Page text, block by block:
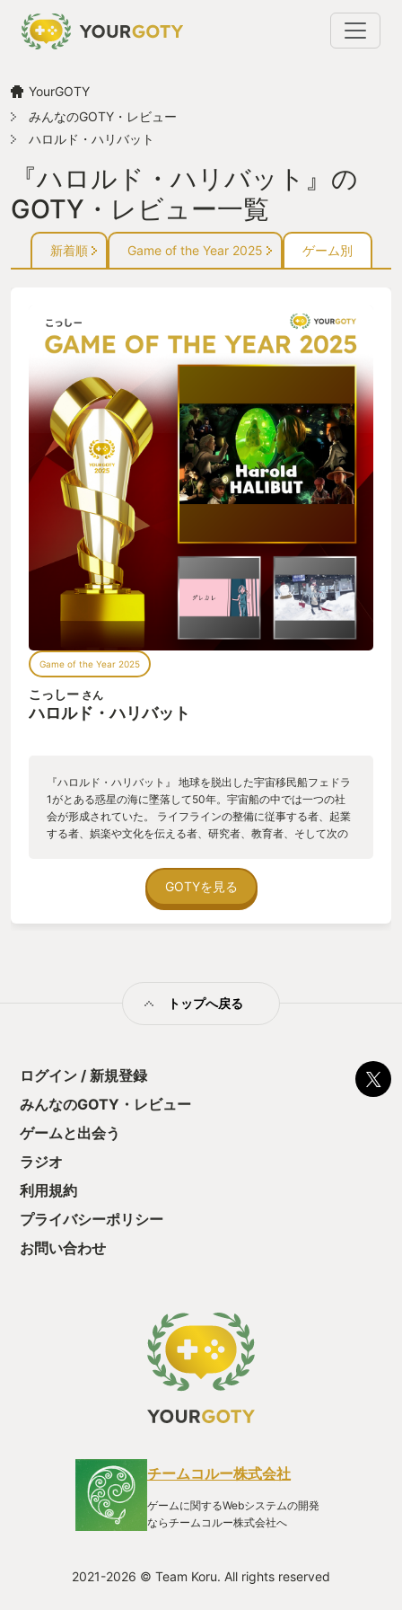
YourGOTY
みんなのGOTY・レビュー
ハロルド・ハリバット
『ハロルド・ハリバット』の
GOTY・レビュー一覧
新着順 Game of the Year 2025 ゲーム別
Game of the Year 2025
こっしー さん
ハロルド・ハリバット
『ハロルド・ハリバット』 地球を脱出した宇宙移民船フェドラ
1がとある惑星の海に墜落して50年。宇宙船の中では一つの社
会が形成されていた。 ライフラインの整備に従事する者、起業
する者、娯楽や文化を伝える者、研究者、教育者、そして次の
平凡な日々を過ごす青年ハロルド。 水面下で進む惑星脱出計画
と宇宙船社会に隠された真実。その中で彼はとある出来事を境
に外の世界への憧れを募らせ、人々とのふれあいの中で人間的
す。 まるでクレイアニメやパペット人形を画面の中で操作する
のが設定とシナリオです。 １日が経過する度に、墜落してから
表示されます。 これまで宇宙船社会が辿ってきた歴史に想いを
馳せ、これから何が起こるのか想像を掻き立てられます。 そし
てハロルドは彼自身の冒険心に火をつけた出来事と日々のフラ
グ回収の中で、平凡だった自分の人生と自身の心の中を見つめ
タッフロールが流れている間に様々な想いが巡りました。 ハロ
彼がその決断をするにはいささか情報が足りないと感じまし
た。 しかし、宇宙船の中で生まれ育ったハロルドの気持ちを、
プレイヤーは本当の意味で理解できるのでしょうか。 惑星に墜
るでしょう。 彼らにとって宇宙船の中だけが世界そのものだっ
た。 果たしてそれは不幸なことでしょうか。 現実を生きる我々
は宇宙船の中ほどではないにしろ、ある程度の行動範囲と価値
観の中で生きているという意味では同じではないだろうか。 そ
こから飛び出すことにはそれ相応の勇気や覚悟が必要です。そ
前向きに飛び出していくことが最善とも言い切れません。 そこ
んなことを考えていると、気付けばスタッフロールは終わり、
タイトル画面に戻っていました。 その余韻はゲームをクリアし
てしばらく経った今でも心の片隅に残っています。 アクション
ゲームや豪華な演出のゲームにちょっと疲れたなと思ったら、
このゲームをプレイして、ハロルドをはじめ登場人物の想いを
かな時間を過ごしつつも、考えさせられる作品でした。
GOTYを見る
トップへ戻る
ログイン / 新規登録
みんなのGOTY・レビュー
ゲームと出会う
ラジオ
利用規約
プライバシーポリシー
お問い合わせ
チームコルー株式会社
ゲームに関するWebシステムの開発
ならチームコルー株式会社へ
2021-2026 © Team Koru. All rights reserved